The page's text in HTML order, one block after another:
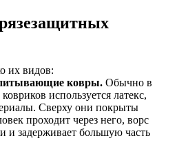
их видов:
ковры. Обычно в
используется латекс,
Сверху они покрыты
проходит через него, ворс
и задерживает большую часть